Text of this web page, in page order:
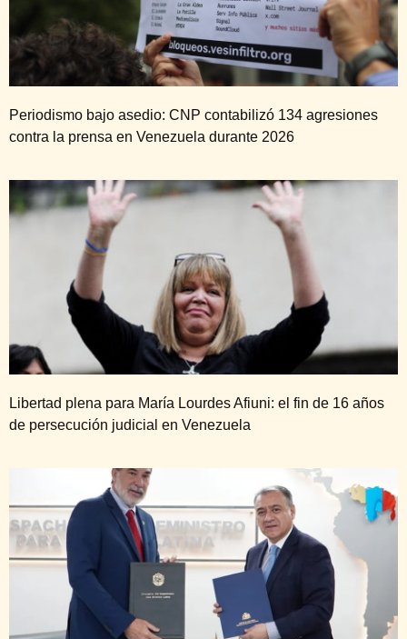
Periodismo bajo asedio: CNP contabilizó 134 agresiones
contra la prensa en Venezuela durante 2026
Libertad plena para María Lourdes Afiuni: el fin de 16 años
de persecución judicial en Venezuela